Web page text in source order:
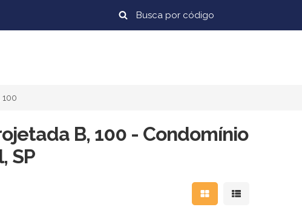
100
B, 100 - Condomínio
SP
Mostrar resultados
Mostrar